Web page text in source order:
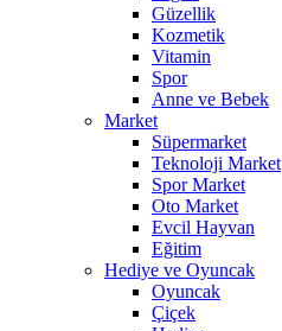
Güzellik
Kozmetik
Vitamin
Spor
Anne ve Bebek
Market
Süpermarket
Teknoloji Market
Spor Market
Oto Market
Evcil Hayvan
Eğitim
Hediye ve Oyuncak
Oyuncak
Çiçek